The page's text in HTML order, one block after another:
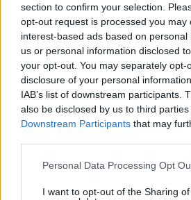
section to confirm your selection.
opt-out request is processed you may
interest-based ads based on
us or personal information disclosed
your opt-out. You may separately opt-
disclosure of your personal
IAB’s list of downstream participants.
also be disclosed by us to third
Downstream Participants that may
Please note that this website/app
not limited to your visit or usage
Personal Data Processing Opt
I want to opt-out of the Sharing
ανεφοδιασμό;
06.08.2026, 19:12